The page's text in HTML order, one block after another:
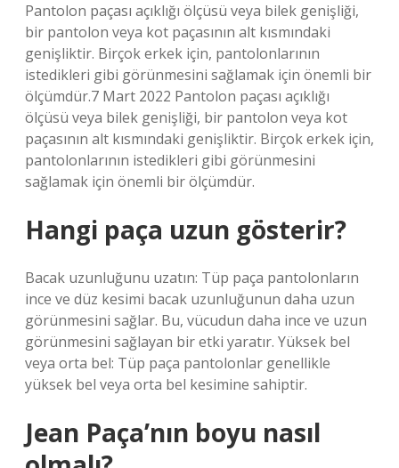
Pantolon paçası açıklığı ölçüsü veya bilek genişliği,
bir pantolon veya kot paçasının alt kısmındaki
genişliktir. Birçok erkek için, pantolonlarının
istedikleri gibi görünmesini sağlamak için önemli bir
ölçümdür.7 Mart 2022 Pantolon paçası açıklığı
ölçüsü veya bilek genişliği, bir pantolon veya kot
paçasının alt kısmındaki genişliktir. Birçok erkek için,
pantolonlarının istedikleri gibi görünmesini
sağlamak için önemli bir ölçümdür.
Hangi paça uzun gösterir?
Bacak uzunluğunu uzatın: Tüp paça pantolonların
ince ve düz kesimi bacak uzunluğunun daha uzun
görünmesini sağlar. Bu, vücudun daha ince ve uzun
görünmesini sağlayan bir etki yaratır. Yüksek bel
veya orta bel: Tüp paça pantolonlar genellikle
yüksek bel veya orta bel kesimine sahiptir.
Jean Paça’nın boyu nasıl